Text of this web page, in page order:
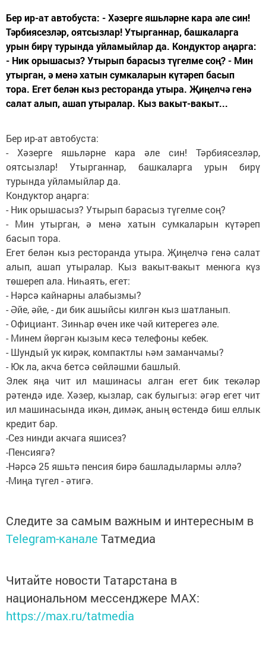
Бер ир-ат автобуста: - Хәзерге яшьләрне кара әле син!
Тәрбиясезләр, оятсызлар! Утырганнар, башкаларга
урын бирү турында уйламыйлар да. Кондуктор аңарга:
- Ник орышасыз? Утырып барасыз түгелме соң? - Мин
утырган, ә менә хатын сумкаларын күтәреп басып
тора. Егет белән кыз ресторанда утыра. Җиңелчә генә
салат алып, ашап утыралар. Кыз вакыт-вакыт...
Бер ир-ат автобуста:
- Хәзерге яшьләрне кара әле син! Тәрбиясезләр,
оятсызлар! Утырганнар, башкаларга урын бирү
турында уйламыйлар да.
Кондуктор аңарга:
- Ник орышасыз? Утырып барасыз түгелме соң?
- Мин утырган, ә менә хатын сумкаларын күтәреп
басып тора.
Егет белән кыз ресторанда утыра. Җиңелчә генә салат
алып, ашап утыралар. Кыз вакыт-вакыт менюга күз
төшереп ала. Ниһаять, егет:
- Нәрсә кайнарны алабызмы?
- Әйе, әйе, - ди бик ашыйсы килгән кыз шатланып.
- Официант. Зинһар өчен ике чәй китерегез әле.
- Минем йөргән кызым кесә телефоны кебек.
- Шундый ук кирәк, компактлы һәм заманчамы?
- Юк ла, акча бетсә сөйләшми башлый.
Элек яңа чит ил машинасы алган егет бик текәләр
рәтендә иде. Хәзер, кызлар, сак булыгыз: әгәр егет чит
ил машинасында икән, димәк, аның өстендә биш еллык
кредит бар.
-Сез нинди акчага яшисез?
-Пенсиягә?
-Нәрсә 25 яшьтә пенсия бирә башладылармы әллә?
-Миңа түгел - әтигә.
Следите за самым важным и интересным в
Telegram-канале Татмедиа
Читайте новости Татарстана в
национальном мессенджере MАХ:
https://max.ru/tatmedia